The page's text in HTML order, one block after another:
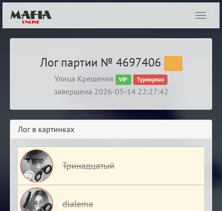
Лог партии № 4697406
Улица Крещения VIP Турнирная
завершена 2026-05-14 22:27:42
Лог в картинках
Тринадцатый
dialema